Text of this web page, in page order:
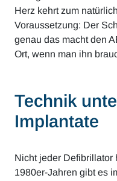
Herz kehrt zum
Voraussetzung: Der
genau das macht den
Ort, wenn man ihn
Technik
Implantate
Nicht jeder Defibrillator
1980er-Jahren gibt es